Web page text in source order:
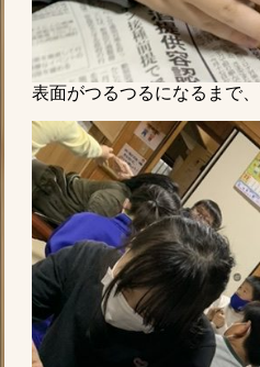
表面がつるつるになるまで